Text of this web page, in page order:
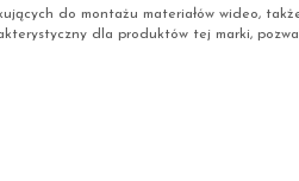
do montażu materiałów wideo,
dla produktów tej marki,